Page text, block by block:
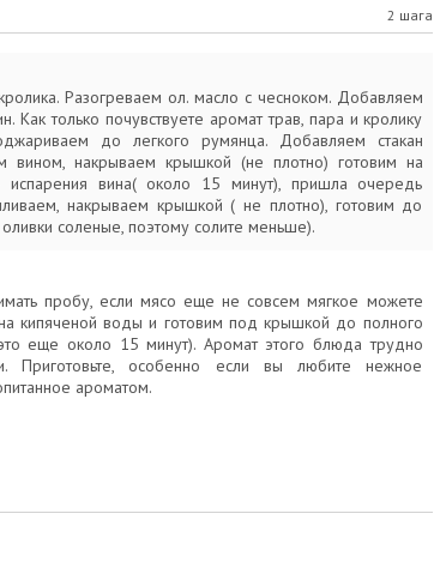
2 шага
Разогреваем ол. масло с чесноком. Добавляем
Как только почувствуете аромат трав, пара и кролику
до легкого румянца. Добавляем стакан
вином, накрываем крышкой (не плотно) готовим на
вина( около 15 минут), пришла очередь
накрываем крышкой ( не плотно), готовим до
соленые, поэтому солите меньше).
пробу, если мясо еще не совсем мягкое можете
кипяченой воды и готовим под крышкой до полного
еще около 15 минут). Аромат этого блюда трудно
Приготовьте, особенно если вы любите нежное
ароматом.